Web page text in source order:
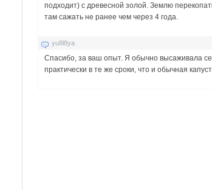
подходит) с древесной золой. Землю
там сажать не ранее чем через 4 года.
yu8l8ya
Спасибо, за ваш опыт. Я обычно высаживала
практически в те же сроки, что и обычная